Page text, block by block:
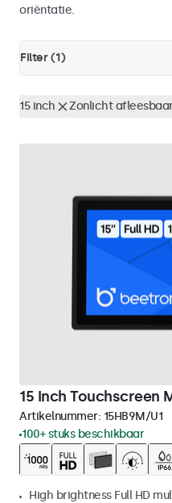
oriëntatie.
Filter (1)
15 inch Zonlicht
15 Inch Touchscreen
Artikelnummer: 15HB9M/U1
100+ stuks beschikbaar
High brightness Full HD